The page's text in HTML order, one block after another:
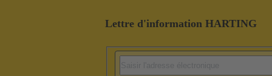
Lettre d'information HARTING